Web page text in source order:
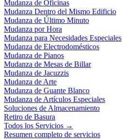
Mudanza de Oficinas
Mudanza Dentro del Mismo Edificio
Mudanza de Último Minuto
Mudanza por Hora
Mudanza para Necesidades Especiales
Mudanza de Electrodomésticos
Mudanza de Pianos
Mudanza de Mesas de Billar
Mudanza de Jacuzzis
Mudanza de Arte
Mudanza de Guante Blanco
Mudanza de Artículos Especiales
Soluciones de Almacenamiento
Retiro de Basura
Todos los Servicios →
Resumen completo de servicios